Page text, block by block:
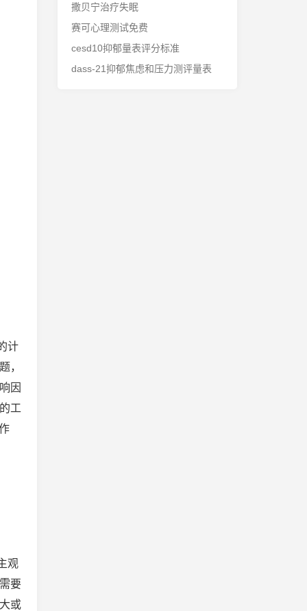
计
，
因
工
观
要
或
撒贝宁治疗失眠
赛可心理测试免费
cesd10抑郁量表评分标准
dass-21抑郁焦虑和压力测评量表